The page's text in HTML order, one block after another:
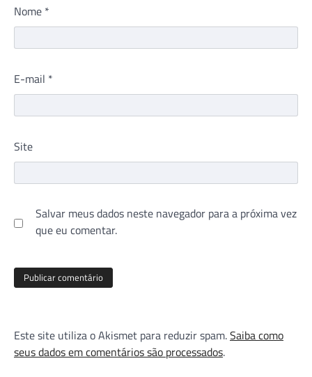
Nome *
E-mail *
Site
Salvar meus dados neste navegador para a próxima vez
que eu comentar.
Este site utiliza o Akismet para reduzir spam.Saiba como
seus dados em comentários são processados.